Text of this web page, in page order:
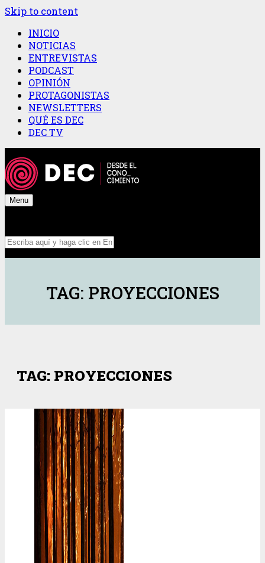
Skip to content
INICIO
NOTICIAS
ENTREVISTAS
PODCAST
OPINIÓN
PROTAGONISTAS
NEWSLETTERS
QUÉ ES DEC
DEC TV
Menu
TAG: PROYECCIONES
TAG: PROYECCIONES